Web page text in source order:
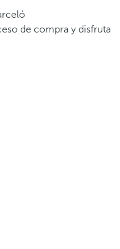
de compra y disfruta